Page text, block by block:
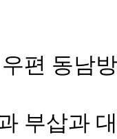
편 동남
부삽과